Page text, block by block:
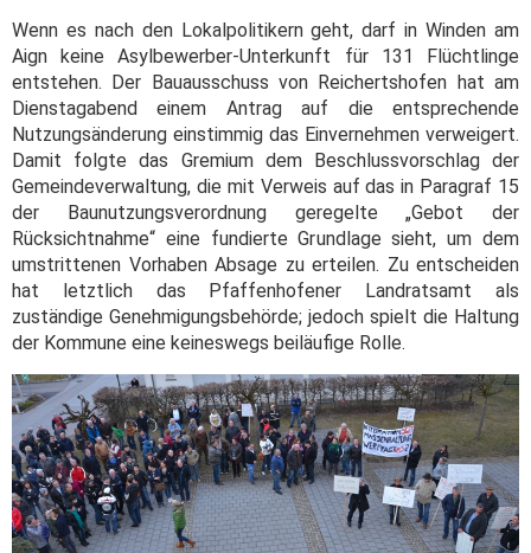
Wenn es nach den Lokalpolitikern geht, darf in Winden am
Aign keine Asylbewerber-Unterkunft für 131 Flüchtlinge
entstehen. Der Bauausschuss von Reichertshofen hat am
Dienstagabend einem Antrag auf die entsprechende
Nutzungsänderung einstimmig das Einvernehmen verweigert.
Damit folgte das Gremium dem Beschlussvorschlag der
Gemeindeverwaltung, die mit Verweis auf das in Paragraf 15
der Baunutzungsverordnung geregelte „Gebot der
Rücksichtnahme“ eine fundierte Grundlage sieht, um dem
umstrittenen Vorhaben Absage zu erteilen. Zu entscheiden
hat letztlich das Pfaffenhofener Landratsamt als
zuständige Genehmigungsbehörde; jedoch spielt die Haltung
der Kommune eine keineswegs beiläufige Rolle.